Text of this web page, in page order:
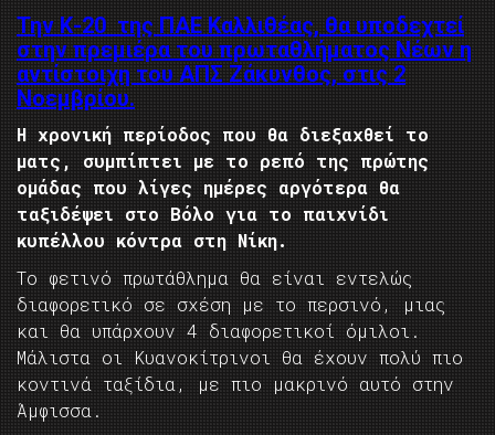
Την Κ-20 της ΠΑΕ Καλλιθέας, θα υποδεχτεί
στην πρεμιέρα του πρωταθλήματος Νέων η
αντίστοιχη του ΑΠΣ Ζάκυνθος, στις 2
Νοεμβρίου.
Η χρονική περίοδος που θα διεξαχθεί το
ματς, συμπίπτει με το ρεπό της πρώτης
ομάδας που λίγες ημέρες αργότερα θα
ταξιδέψει στο Βόλο για το παιχνίδι
κυπέλλου κόντρα στη Νίκη.
Το φετινό πρωτάθλημα θα είναι εντελώς
διαφορετικό σε σχέση με το περσινό, μιας
και θα υπάρχουν 4 διαφορετικοί όμιλοι.
Μάλιστα οι Κυανοκίτρινοι θα έχουν πολύ πιο
κοντινά ταξίδια, με πιο μακρινό αυτό στην
Άμφισσα.